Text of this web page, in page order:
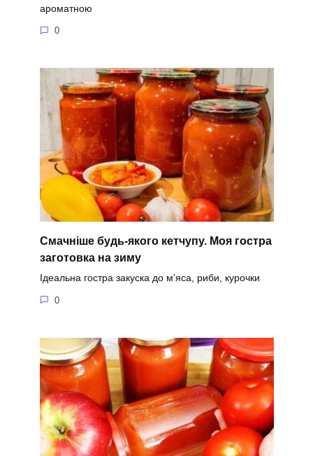
ароматною
0
Смачніше будь-якого кетчупу. Моя гостра
заготовка на зиму
Ідеальна гостра закуска до м’яса, риби, курочки
0